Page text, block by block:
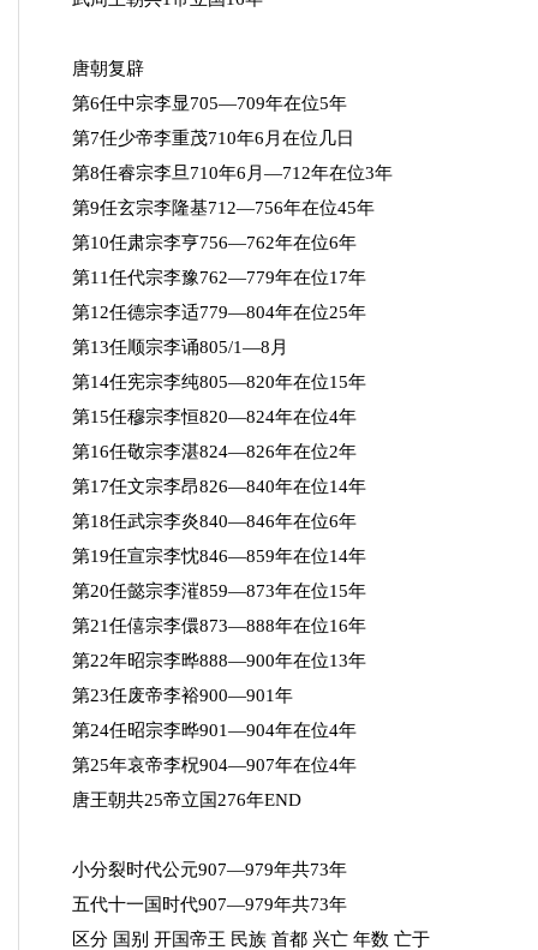
唐朝复辟
第6任中宗李显705—709年在位5年
第7任少帝李重茂710年6月在位几日
第8任睿宗李旦710年6月—712年在位3年
第9任玄宗李隆基712—756年在位45年
第10任肃宗李亨756—762年在位6年
第11任代宗李豫762—779年在位17年
第12任德宗李适779—804年在位25年
第13任顺宗李诵805/1—8月
第14任宪宗李纯805—820年在位15年
第15任穆宗李恒820—824年在位4年
第16任敬宗李湛824—826年在位2年
第17任文宗李昂826—840年在位14年
第18任武宗李炎840—846年在位6年
第19任宣宗李忱846—859年在位14年
第20任懿宗李漼859—873年在位15年
第21任僖宗李儇873—888年在位16年
第22年昭宗李晔888—900年在位13年
第23任废帝李裕900—901年
第24任昭宗李晔901—904年在位4年
第25年哀帝李柷904—907年在位4年
唐王朝共25帝立国276年END
小分裂时代公元907—979年共73年
五代十一国时代907—979年共73年
区分 国别 开国帝王 民族 首都 兴亡 年数 亡于